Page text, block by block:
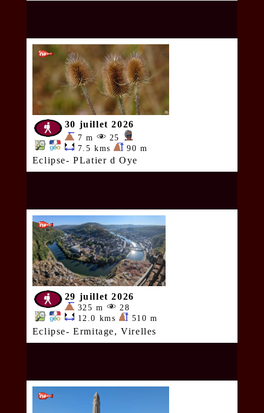
30 juillet 2026
7 m
25
7.5 kms
90 m
Eclipse- PLatier d Oye
29 juillet 2026
325 m
28
12.0 kms
510 m
Eclipse- Ermitage, Virelles